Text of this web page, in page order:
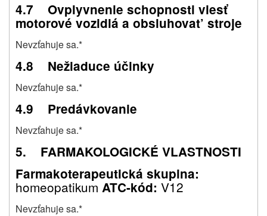
4.7 Ovplyvnenie schopnosti viesť
motorové vozidlá a obsluhovat’ stroje
Nevzťahuje sa.*
4.8 Nežiaduce účinky
Nevzťahuje sa.*
4.9 Predávkovanie
Nevzťahuje sa.*
5. FARMAKOLOGICKÉ VLASTNOSTI
Farmakoterapeutická skupina:
homeopatikum ATC-kód: V12
Nevzťahuje sa.*